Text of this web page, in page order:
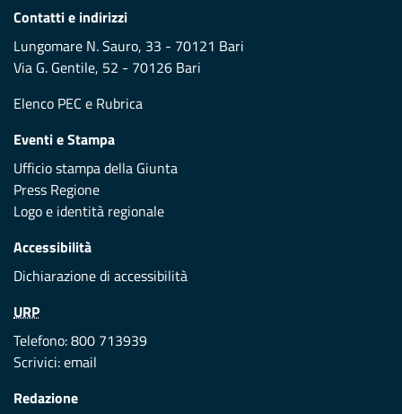
Contatti e indirizzi
Lungomare N. Sauro, 33 - 70121 Bari
Via G. Gentile, 52 - 70126 Bari
Elenco PEC e Rubrica
Eventi e Stampa
Ufficio stampa della Giunta
Press Regione
Logo e identità regionale
Accessibilità
Dichiarazione di accessibilità
URP
Telefono: 800 713939
Scrivici:email
Redazione